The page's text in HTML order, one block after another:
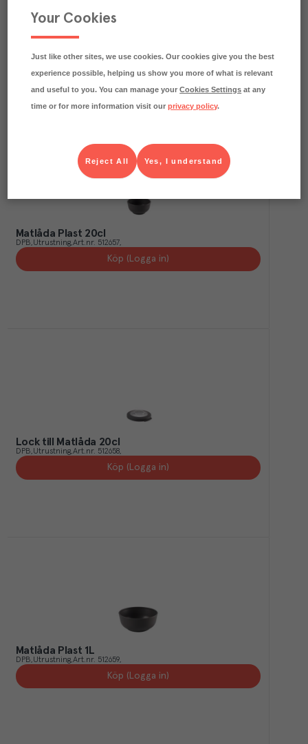
Matlåda med Lock Plast Liten 40cl 6-pack
Amuse Pro Utrustning
Matlåda Plast 20cl
DPB Utrustning Art.nr. 512657
Köp (Logga in)
Lock till Matlåda 20cl
DPB Utrustning Art.nr. 512658
Köp (Logga in)
Matlåda Plast 1L
DPB Utrustning Art.nr. 512659
Köp (Logga in)
Your Cookies
Just like other sites, we use cookies. Our cookies give you the best
experience possible, helping us show you more of what is relevant
and useful to you. You can manage yourCookies Settings at any
time or for more information visit ourprivacy policy.
Yes, I understand
Reject All